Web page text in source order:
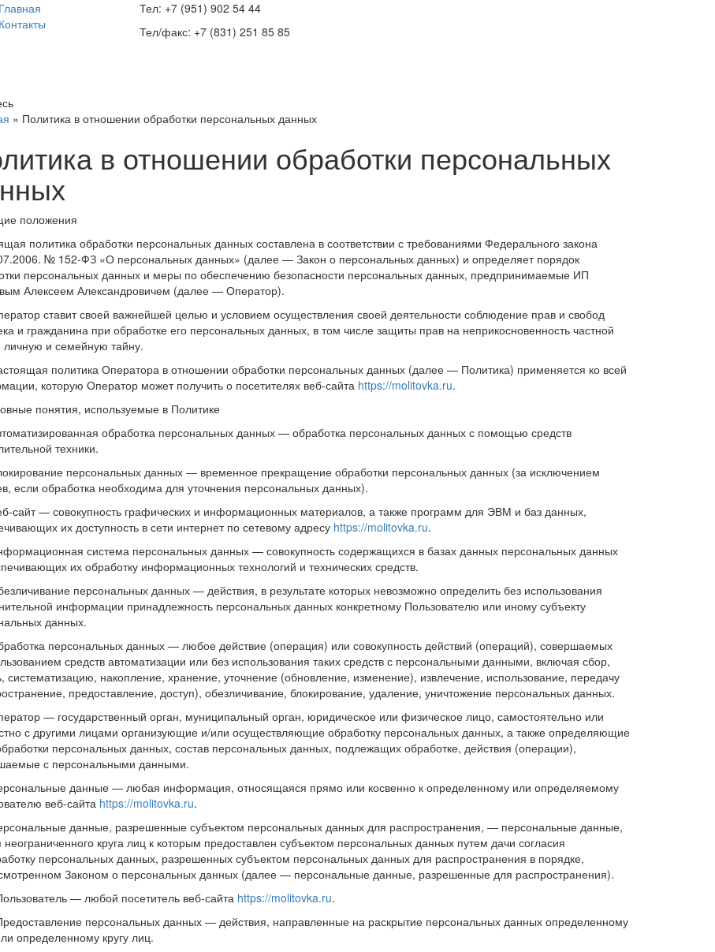
Главная
Контакты
Тел: +7 (951) 902 54 44
Тел/факс: +7 (831) 251 85 85
» Политика в отношении обработки персональных данных
в отношении обработки персональных
положения
политика обработки персональных данных составлена в соответствии с требованиями Федерального закона
№ 152-ФЗ «О персональных данных» (далее — Закон о персональных данных) и определяет порядок
персональных данных и меры по обеспечению безопасности персональных данных, предпринимаемые ИП
Алексеем Александровичем (далее — Оператор).
ставит своей важнейшей целью и условием осуществления своей деятельности соблюдение прав и свобод
и гражданина при обработке его персональных данных, в том числе защиты прав на неприкосновенность частной
личную и семейную тайну.
политика Оператора в отношении обработки персональных данных (далее — Политика) применяется ко всей
которую Оператор может получить о посетителях веб-сайта https://molitovka.ru.
понятия, используемые в Политике
обработка персональных данных — обработка персональных данных с помощью средств
техники.
персональных данных — временное прекращение обработки персональных данных (за исключением
если обработка необходима для уточнения персональных данных).
сайт — совокупность графических и информационных материалов, а также программ для ЭВМ и баз данных,
их доступность в сети интернет по сетевому адресу https://molitovka.ru.
система персональных данных — совокупность содержащихся в базах данных персональных данных
их обработку информационных технологий и технических средств.
персональных данных — действия, в результате которых невозможно определить без использования
информации принадлежность персональных данных конкретному Пользователю или иному субъекту
данных.
персональных данных — любое действие (операция) или совокупность действий (операций), совершаемых
средств автоматизации или без использования таких средств с персональными данными, включая сбор,
систематизацию, накопление, хранение, уточнение (обновление, изменение), извлечение, использование, передачу
предоставление, доступ), обезличивание, блокирование, удаление, уничтожение персональных данных.
— государственный орган, муниципальный орган, юридическое или физическое лицо, самостоятельно или
с другими лицами организующие и/или осуществляющие обработку персональных данных, а также определяющие
персональных данных, состав персональных данных, подлежащих обработке, действия (операции),
с персональными данными.
данные — любая информация, относящаяся прямо или косвенно к определенному или определяемому
веб-сайта https://molitovka.ru.
данные, разрешенные субъектом персональных данных для распространения, — персональные данные,
неограниченного круга лиц к которым предоставлен субъектом персональных данных путем дачи согласия
персональных данных, разрешенных субъектом персональных данных для распространения в порядке,
Законом о персональных данных (далее — персональные данные, разрешенные для распространения).
— любой посетитель веб-сайта https://molitovka.ru.
персональных данных — действия, направленные на раскрытие персональных данных определенному
определенному кругу лиц.